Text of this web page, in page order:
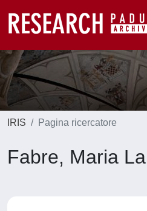
IRIS Pagina ricercatore
Fabre, Maria